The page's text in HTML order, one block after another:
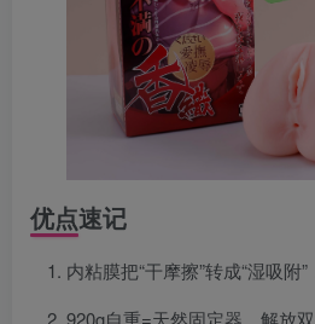
优点速记
内粘膜把“干摩擦”转成“湿吸附”